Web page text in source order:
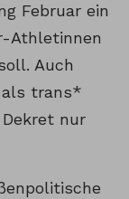
Februar ein
Athletinnen
Auch
trans*
nur